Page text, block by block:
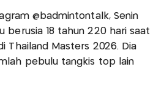
@badmintontalk, Senin
berusia 18 tahun 220 hari saat
Thailand Masters 2026. Dia
pebulu tangkis top lain